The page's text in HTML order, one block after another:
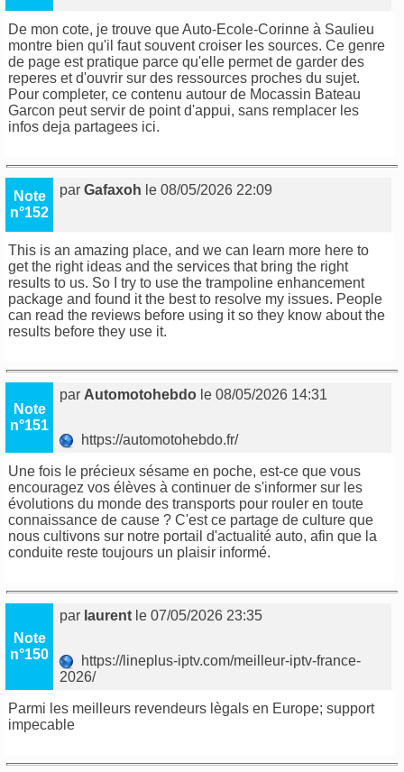
De mon cote, je trouve que Auto-Ecole-Corinne à Saulieu
montre bien qu'il faut souvent croiser les sources. Ce genre
de page est pratique parce qu'elle permet de garder des
reperes et d'ouvrir sur des ressources proches du sujet.
Pour completer,ce contenu autour de Mocassin Bateau
Garcon peut servir de point d'appui, sans remplacer les
infos deja partagees ici.
Note
n°152
parGafaxoh le 08/05/2026 22:09
This is an amazing place, and we can learn more here to
get the right ideas and the services that bring the right
results to us. So I try to use the trampoline enhancement
package and found it the best to resolve my issues. People
can read the reviews before using it so they know about the
results before they use it.
Note
n°151
par Automotohebdo le 08/05/2026 14:31
https://automotohebdo.fr/
Une fois le précieux sésame en poche, est-ce que vous
encouragez vos élèves à continuer de s'informer sur les
évolutions du monde des transports pour rouler en toute
connaissance de cause ? C'est ce partage de culture que
nous cultivons sur notre portail d'actualité auto, afin que la
conduite reste toujours un plaisir informé.
Note
n°150
par laurent le 07/05/2026 23:35
https://lineplus-iptv.com/meilleur-iptv-france-
2026/
Parmi les meilleurs revendeurs lègals en Europe; support
impecable